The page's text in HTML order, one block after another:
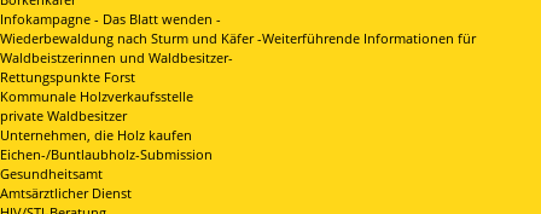
Infokampagne - Das Blatt wenden -
Wiederbewaldung nach Sturm und Käfer -Weiterführende Informationen für
Waldbeistzerinnen und Waldbesitzer-
Rettungspunkte Forst
Kommunale Holzverkaufsstelle
private Waldbesitzer
Unternehmen, die Holz kaufen
Eichen-/Buntlaubholz-Submission
Gesundheitsamt
Amtsärztlicher Dienst